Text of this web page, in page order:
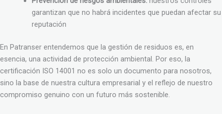
garantizan que no habrá incidentes que puedan afectar su
reputación
En Patranser entendemos que la gestión de residuos es, en
esencia, una actividad de protección ambiental. Por eso, la
certificación ISO 14001 no es solo un documento para nosotros,
sino la base de nuestra cultura empresarial y el reflejo de nuestro
compromiso genuino con un futuro más sostenible.